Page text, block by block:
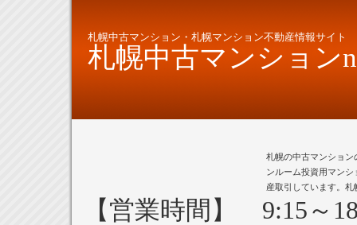
札幌中古マンション・札幌マンション不動産情報サイト
札幌中古マンション
札幌の中古マンショ
ンルーム投資用マン
産取引しています。
【営業時間】 9:15～